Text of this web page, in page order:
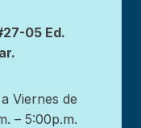
05 Ed.
Viernes de
– 5:00p.m.